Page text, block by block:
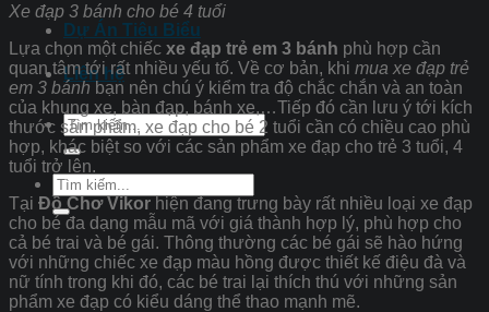
Dự Án Tiêu Biểu
Liên hệ
Tìm
kiếm:
Tìm
kiếm:
Xe đạp 3 bánh cho bé 4 tuổi
Lựa chọn một chiếc xe đạp trẻ em 3 bánh phù hợp cần
quan tâm tới rất nhiều yếu tố. Về cơ bản, khi mua xe đạp trẻ
em 3 bánhbạn nên chú ý kiểm tra độ chắc chắn và an toàn
của khung xe, bàn đạp, bánh xe,…Tiếp đó cần lưu ý tới kích
thước sản phẩm, xe đạp cho bé 2 tuổi cần có chiều cao phù
hợp, khác biệt so với các sản phẩm xe đạp cho trẻ 3 tuổi, 4
tuổi trở lên.
Tại Đồ Chơ Vikor hiện đang trưng bày rất nhiều loại xe đạp
cho bé đa dạng mẫu mã với giá thành hợp lý, phù hợp cho
cả bé trai và bé gái. Thông thường các bé gái sẽ hào hứng
với những chiếc xe đạp màu hồng được thiết kế điệu đà và
nữ tính trong khi đó, các bé trai lại thích thú với những sản
phẩm xe đạp có kiểu dáng thể thao mạnh mẽ.